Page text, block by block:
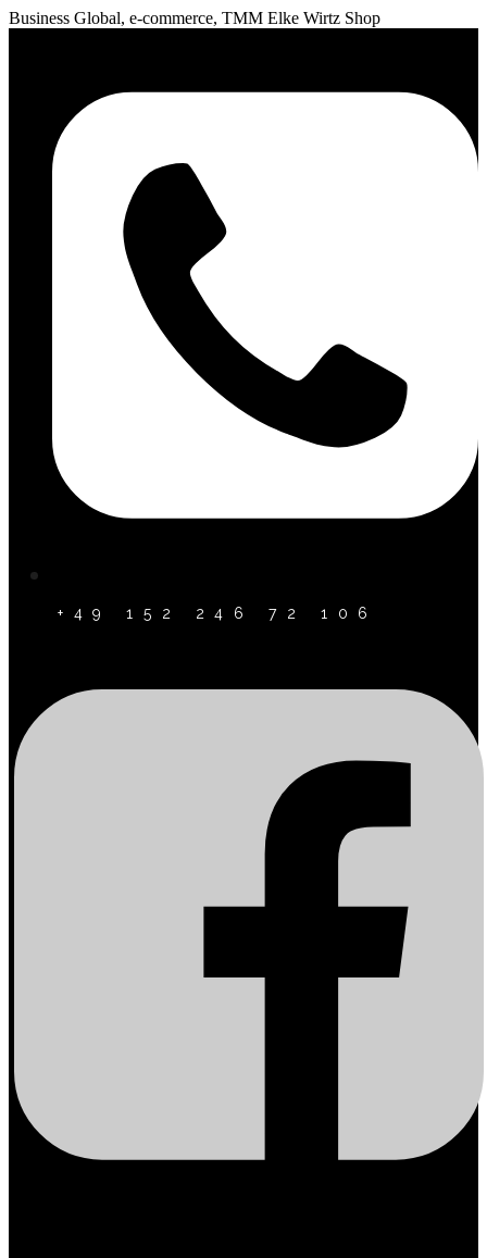
Business Global, e-commerce, TMM Elke Wirtz Shop
+49 152 246 72 106